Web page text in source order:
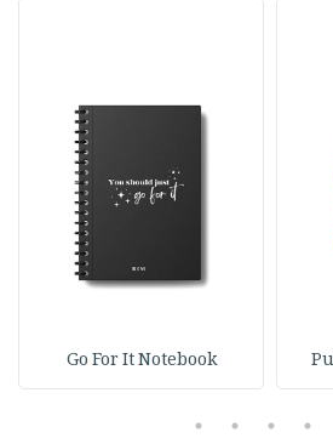
Go For It Notebook
2
3
4
5